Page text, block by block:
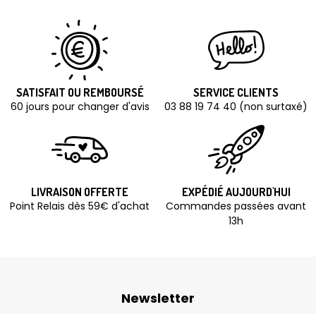
SATISFAIT OU REMBOURSÉ
60 jours pour changer d'avis
SERVICE CLIENTS
03 88 19 74 40 (non surtaxé)
LIVRAISON OFFERTE
Point Relais dès 59€ d'achat
EXPÉDIÉ AUJOURD'HUI
Commandes passées avant
13h
Newsletter